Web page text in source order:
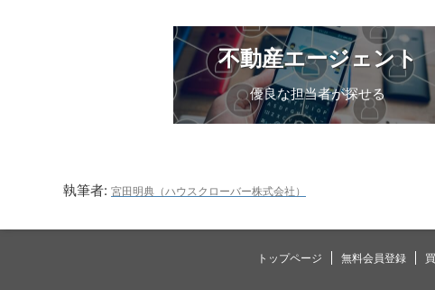
不動産エージェント
優良な担当者が探せる
執筆者: 宮田明典（ハウスクローバー株式会社）
トップページ 無料会員登録